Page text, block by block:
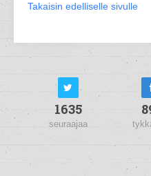
Takaisin edelliselle sivulle
1635
seuraajaa